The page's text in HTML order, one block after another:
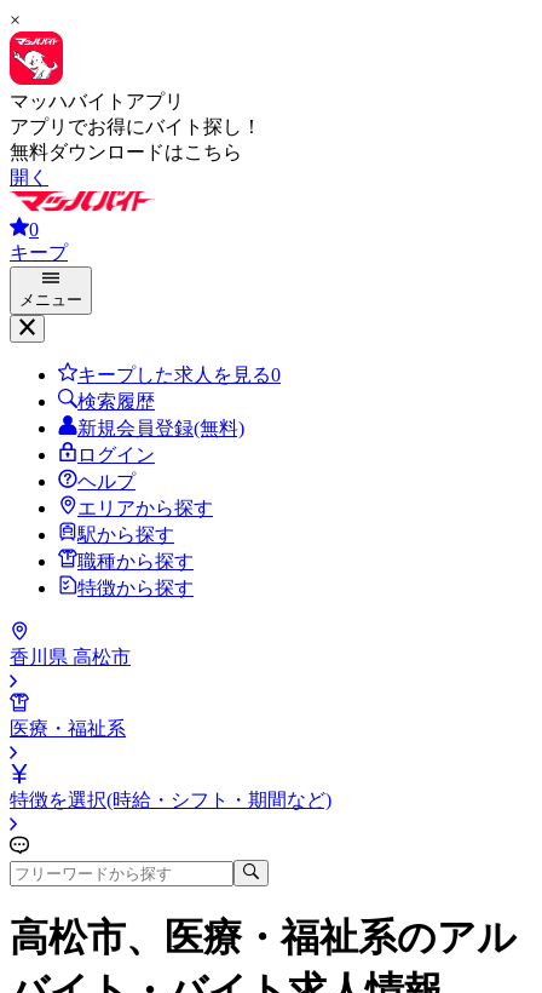
×
マッハバイトアプリ
アプリでお得にバイト探し！
無料ダウンロードはこちら
開く
0
キープ
メニュー
キープした求人を見る0
検索履歴
新規会員登録(無料)
ログイン
ヘルプ
エリアから探す
駅から探す
職種から探す
特徴から探す
香川県 高松市
医療・福祉系
特徴を選択(時給・シフト・期間など)
高松市、医療・福祉系のアル